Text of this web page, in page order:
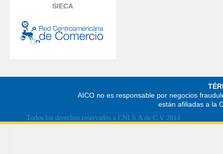
SIECA
AICO no es responsable por negocios
están afiliadas a la
Todos los derechos reservados a CNI S.A de C.V 2014